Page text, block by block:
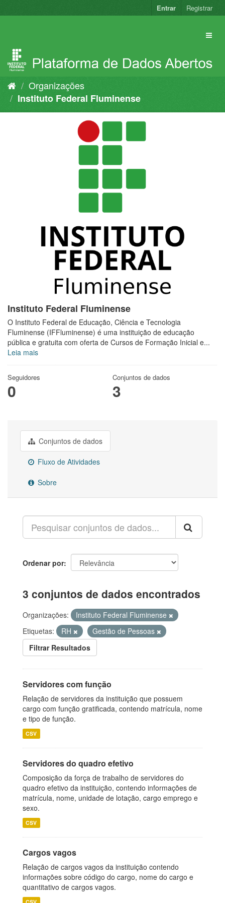
para
Entrar Registrar
Organizações
Instituto Federal Fluminense
Instituto Federal Fluminense
O Instituto Federal de Educação, Ciência e Tecnologia
Fluminense (IFFluminense) é uma instituição de educação
pública e gratuita com oferta de Cursos de Formação Inicial e...
Leia mais
Seguidores
0
Conjuntos de dados
3
Conjuntos de dados
Fluxo de Atividades
Sobre
Ordenar por
3 conjuntos de dados encontrados
Organizações:
Instituto Federal Fluminense
Etiquetas:
RH
Gestão de Pessoas
Filtrar Resultados
Servidores com função
Relação de servidores da instituição que possuem
cargo com função gratificada, contendo matrícula, nome
e tipo de função.
CSV
Servidores do quadro efetivo
Composição da força de trabalho de servidores do
quadro efetivo da instituição, contendo informações de
matrícula, nome, unidade de lotação, cargo emprego e
sexo.
CSV
Cargos vagos
Relação de cargos vagos da instituição contendo
informações sobre código do cargo, nome do cargo e
quantitativo de cargos vagos.